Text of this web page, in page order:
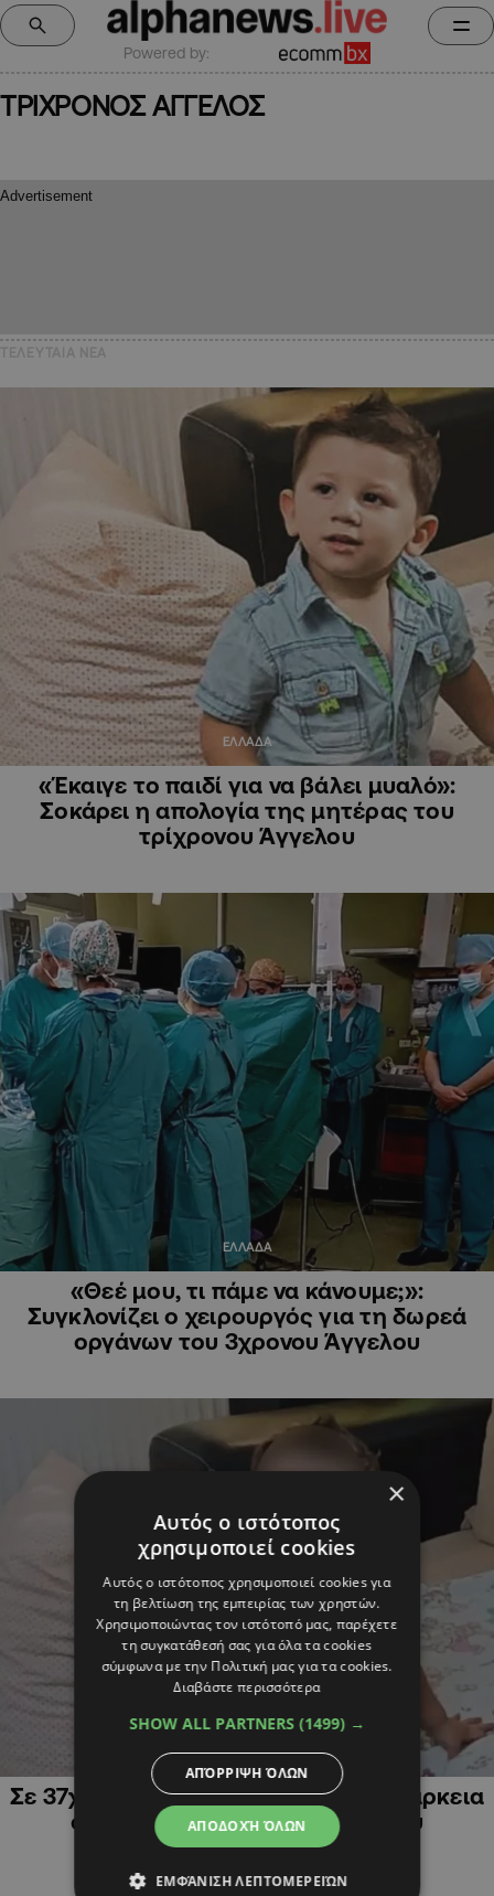
Powered by:
ΤΡΙΧΡΟΝΟΣ ΑΓΓΕΛΟΣ
ΕΛΛΑΔΑ
«Έκαιγε το παιδί για να βάλει μυαλό»:
Σοκάρει η απολογία της μητέρας του
τρίχρονου Άγγελου
ΕΛΛΑΔΑ
«Θεέ μου, τι πάμε να κάνουμε;»:
Συγκλονίζει ο χειρουργός για τη δωρεά
οργάνων του 3χρονου Άγγελου
ΕΛΛΑΔΑ
Σε 37χρονο με χρόνια νεφρική ανεπάρκεια
οι νεφροί του 3χρονου Άγγελου
×
Αυτός ο ιστότοπος
χρησιμοποιεί cookies
Αυτός ο ιστότοπος χρησιμοποιεί cookies για
τη βελτίωση της εμπειρίας των χρηστών.
Χρησιμοποιώντας τον ιστότοπό μας, παρέχετε
τη συγκατάθεσή σας για όλα τα cookies
σύμφωνα με την Πολιτική μας για τα cookies.
Διαβάστε περισσότερα
SHOW ALL PARTNERS (1499) →
ΑΠΟΔΟΧΉ ΌΛΩΝ
ΑΠΌΡΡΙΨΗ ΌΛΩΝ
ΕΜΦΆΝΙΣΗ ΛΕΠΤΟΜΕΡΕΙΏΝ